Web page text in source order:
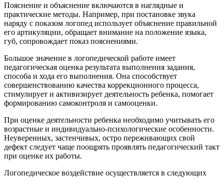
Пояснение и объяснение включаются в наглядные и
практические методы. Например, при постановке звука
наряду с показом логопед использует объяснение правильной
его артикуляции, обращает внимание на положение языка,
губ, сопровождает показ пояснениями.
Большое значение в логопедической работе имеет
педагогическая оценка результата выполнения задания,
способа и хода его выполнения. Она способствует
совершенствованию качества коррекционного процесса,
стимулирует и активизирует деятельность ребенка, помогает
формированию самоконтроля и самооценки.
При оценке деятельности ребенка необходимо учитывать его
возрастные и индивидуально-психологические особенности.
Неуверенных, застенчивых, остро переживающих свой
дефект следует чаще поощрять проявлять педагогический такт
при оценке их работы.
Логопедическое воздействие осуществляется в следующих